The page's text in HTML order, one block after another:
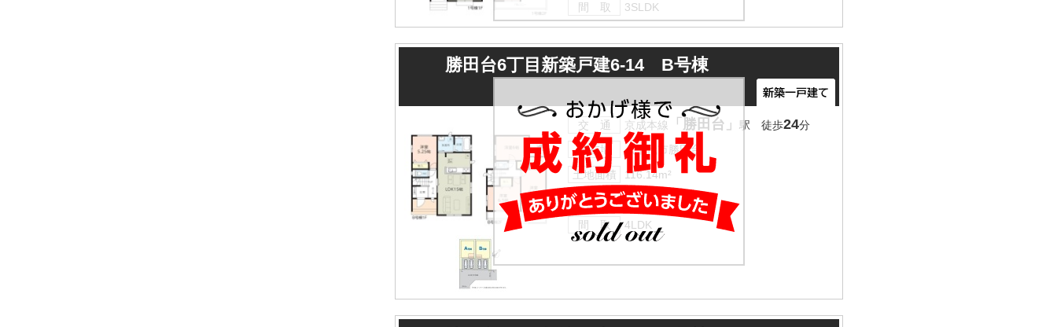
間 取
3SLDK
勝田台6丁目新築戸建6-14 B号棟
交 通 京成本線 「勝田台」 駅 徒歩24分
所在地
八千代市勝田台
土地面積
116.14m²
建物面積
94.81m²
間 取
4LDK